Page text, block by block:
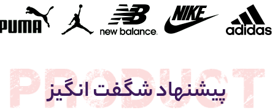
پیشنهاد شگفت انگیز